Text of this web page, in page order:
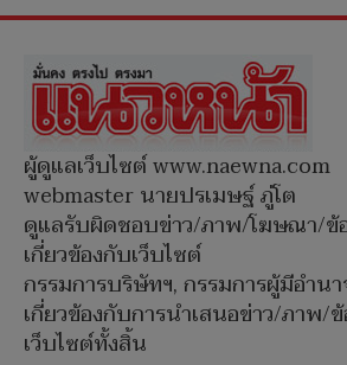
ผู้ดูแลเว็บไซต์ www.naewna.com
webmaster นายปรเมษฐ์ ภู่โต
ดูแลรับผิดชอบข่าว/ภาพ/โฆษณา/
เกี่ยวข้องกับเว็บไซต์
กรรมการบริษัทฯ, กรรมการผู้มีอำน
เกี่ยวข้องกับการนำเสนอข่าว/ภาพ/
เว็บไซต์ทั้งสิ้น